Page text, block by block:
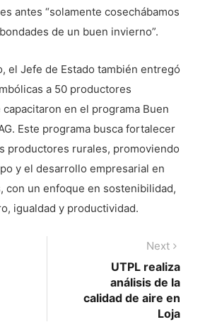
antes “solamente cosechábamos
de un buen invierno”.
el Jefe de Estado también entregó
a 50 productores
capacitaron en el programa Buen
Este programa busca fortalecer
productores rurales, promoviendo
y el desarrollo empresarial en
con un enfoque en sostenibilidad,
igualdad y productividad.
Next
post:
UTPL realiza
análisis de la
calidad de aire en
Loja